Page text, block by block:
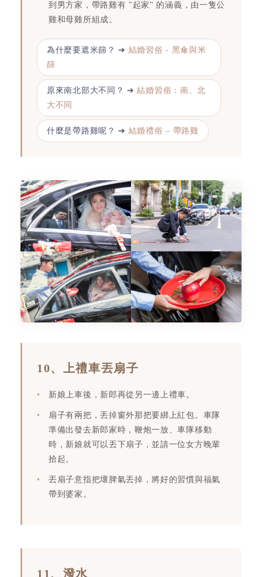
到男方家，帶路雞有 "起家" 的涵義，由一隻公
雞和母雞所組成。
為什麼要遮米篩？ ➔ 結婚習俗 - 黑傘與米
篩
原來南北部大不同？ ➔結婚習俗：南、北
大不同
什麼是帶路雞呢？ ➔ 結婚禮俗 – 帶路雞
10、上禮車丟扇子
新娘上車後，新郎再從另一邊上禮車。
扇子有兩把，丟掉窗外那把要綁上紅包。車隊
準備出發去新郎家時，鞭炮一放、車隊移動
時，新娘就可以丟下扇子，並請一位女方晚輩
拾起。
丟扇子意指把壞脾氣丟掉，將好的習慣與福氣
帶到婆家。
11、潑水